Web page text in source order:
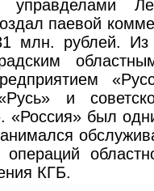
паевой
млн. рублей.
и советско-
«Россия» был
КГБ.